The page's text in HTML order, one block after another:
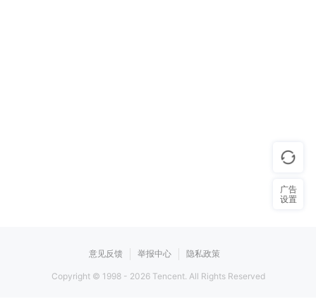
意见反馈 举报中心 隐私政策
Copyright © 1998 - 2026Tencent. All Rights Reserved
广告
设置